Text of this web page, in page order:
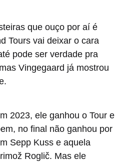
que ouço por aí é
Tours vai deixar o cara
pode ser verdade pra
Vingegaard já mostrou
2023, ele ganhou o Tour e
no final não ganhou por
Sepp Kuss e aquela
Roglič. Mas ele